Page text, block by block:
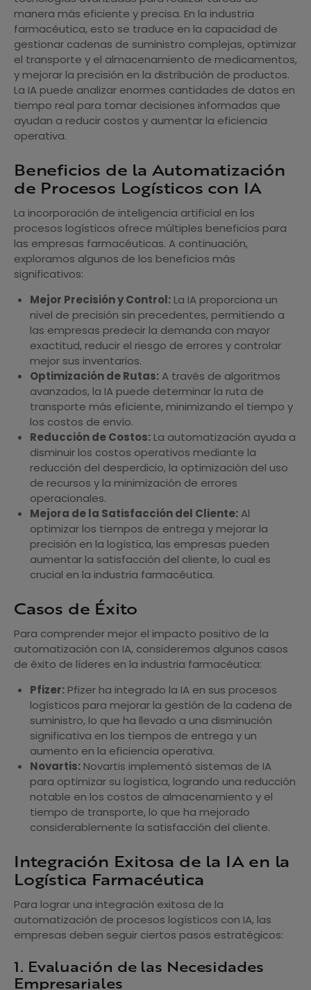
manera más eficiente y precisa. En la industria
farmacéutica, esto se traduce en la capacidad de
gestionar cadenas de suministro complejas, optimizar
el transporte y el almacenamiento de medicamentos,
y mejorar la precisión en la distribución de productos.
La IA puede analizar enormes cantidades de datos en
tiempo real para tomar decisiones informadas que
ayudan a reducir costos y aumentar la eficiencia
operativa.
Beneficios de la Automatización
de Procesos Logísticos con IA
La incorporación de inteligencia artificial en los
procesos logísticos ofrece múltiples beneficios para
las empresas farmacéuticas. A continuación,
exploramos algunos de los beneficios más
significativos:
Mejor Precisión y Control:La IA proporciona un
nivel de precisión sin precedentes, permitiendo a
las empresas predecir la demanda con mayor
exactitud, reducir el riesgo de errores y controlar
mejor sus inventarios.
Optimización de Rutas:A través de algoritmos
avanzados, la IA puede determinar la ruta de
transporte más eficiente, minimizando el tiempo y
los costos de envío.
Reducción de Costos:La automatización ayuda a
disminuir los costos operativos mediante la
reducción del desperdicio, la optimización del uso
de recursos y la minimización de errores
operacionales.
Mejora de la Satisfacción del Cliente:Al
optimizar los tiempos de entrega y mejorar la
precisión en la logística, las empresas pueden
aumentar la satisfacción del cliente, lo cual es
crucial en la industria farmacéutica.
Casos de Éxito
Para comprender mejor el impacto positivo de la
automatización con IA, consideremos algunos casos
de éxito de líderes en la industria farmacéutica:
Pfizer:Pfizer ha integrado la IA en sus procesos
logísticos para mejorar la gestión de la cadena de
suministro, lo que ha llevado a una disminución
significativa en los tiempos de entrega y un
aumento en la eficiencia operativa.
Novartis:Novartis implementó sistemas de IA
para optimizar su logística, logrando una reducción
notable en los costos de almacenamiento y el
tiempo de transporte, lo que ha mejorado
considerablemente la satisfacción del cliente.
Integración Exitosa de la IA en la
Logística Farmacéutica
Para lograr una integración exitosa de la
automatización de procesos logísticos con IA, las
empresas deben seguir ciertos pasos estratégicos:
1. Evaluación de las Necesidades
Empresariales